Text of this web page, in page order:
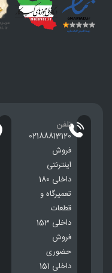
تلفن
02188813120
فروش
اینترنتی
داخلی 180
تعمیرگاه و
قطعات
داخلی 153
فروش
حضوری
داخلی 151